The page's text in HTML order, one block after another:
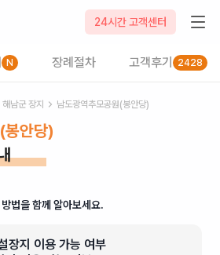
24시간 고객센터
N 장례절차 고객후기 2428
해남군 장지 남도광역추모공원(봉안당)
봉안당)
법을 함께 알아보세요.
장지 이용 가능 여부